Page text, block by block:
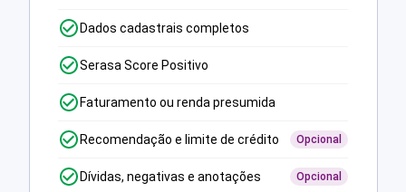
Dados cadastrais completos
Serasa Score Positivo
Faturamento ou renda presumida
Recomendação e limite de crédito Opcional
Dívidas, negativas e anotações Opcional